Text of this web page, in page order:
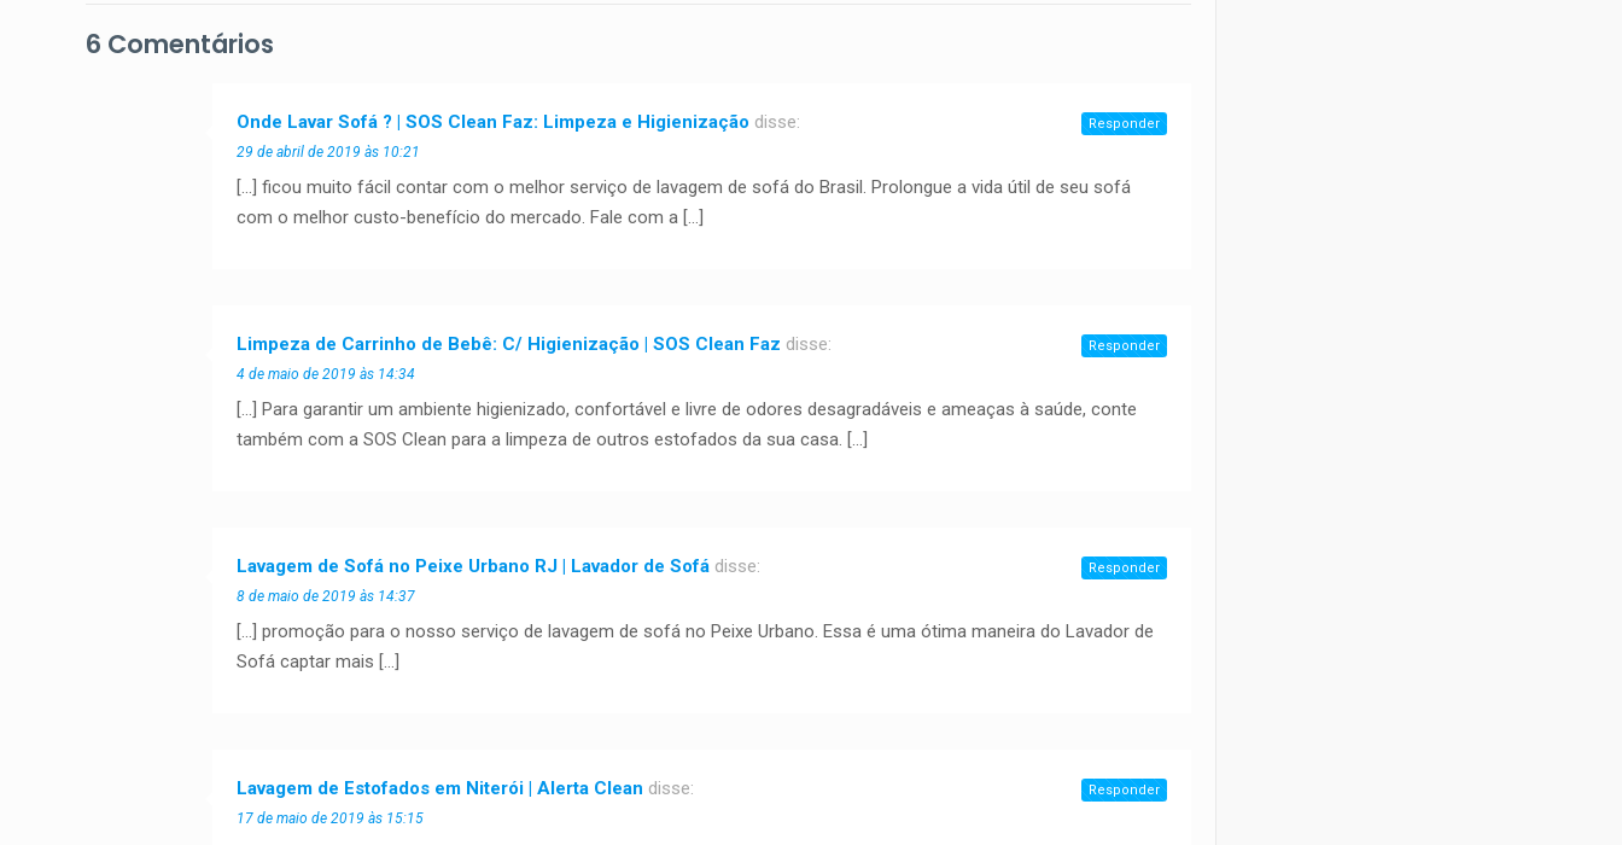
6 Comentários
Onde Lavar Sofá ? | SOS Clean Faz: Limpeza e Higienização disse:
29 de abril de 2019 às 10:21
[…] ficou muito fácil contar com o melhor serviço de lavagem de sofá do Brasil. Prolongue a vida útil de seu sofá
com o melhor custo-benefício do mercado. Fale com a […]
Responder
Limpeza de Carrinho de Bebê: C/ Higienização | SOS Clean Faz disse:
4 de maio de 2019 às 14:34
[…] Para garantir um ambiente higienizado, confortável e livre de odores desagradáveis e ameaças à saúde, conte
também com a SOS Clean para a limpeza de outros estofados da sua casa. […]
Responder
Lavagem de Sofá no Peixe Urbano RJ | Lavador de Sofá disse:
8 de maio de 2019 às 14:37
[…] promoção para o nosso serviço de lavagem de sofá no Peixe Urbano. Essa é uma ótima maneira do Lavador de
Sofá captar mais […]
Responder
Lavagem de Estofados em Niterói | Alerta Clean disse:
17 de maio de 2019 às 15:15
Responder